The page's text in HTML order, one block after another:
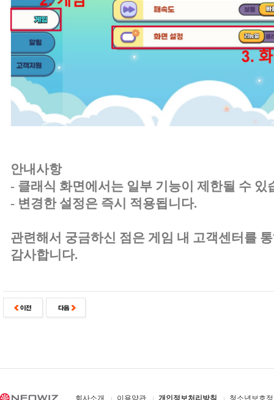
안내사항
- 클래식 화면에서는 일부 기능이 제한될 수 있
- 변경한 설정은 즉시 적용됩니다.
관련해서 궁금하신 점은 게임 내 고객센터를
감사합니다.
회사소개 이용약관 개인정보처리방침 청소년보호